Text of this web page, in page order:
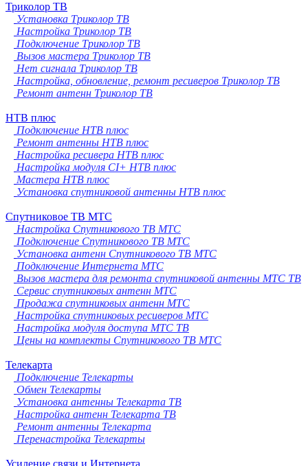
Триколор ТВ
Установка Триколор ТВ
Настройка Триколор ТВ
Подключение Триколор ТВ
Вызов мастера Триколор ТВ
Нет сигнала Триколор ТВ
Настройка, обновление, ремонт ресиверов Триколор ТВ
Ремонт антенн Триколор ТВ
НТВ плюс
Подключение НТВ плюс
Ремонт антенны НТВ плюс
Настройка ресивера НТВ плюс
Настройка модуля CI+ НТВ плюс
Мастера НТВ плюс
Установка спутниковой антенны НТВ плюс
Спутниковое ТВ МТС
Настройка Спутникового ТВ МТС
Подключение Спутникового ТВ МТС
Установка антенн Спутникового ТВ МТС
Подключение Интернета МТС
Вызов мастера для ремонта спутниковой антенны МТС ТВ
Сервис спутниковых антенн МТС
Продажа спутниковых антенн МТС
Настройка спутниковых ресиверов МТС
Настройка модуля доступа МТС ТВ
Цены на комплекты Спутникового ТВ МТС
Телекарта
Подключение Телекарты
Обмен Телекарты
Установка антенны Телекарта ТВ
Настройка антенн Телекарта ТВ
Ремонт антенны Телекарта
Перенастройка Телекарты
Усиление связи и Интернета